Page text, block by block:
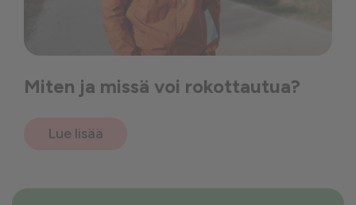
Miten ja missä voi rokottautua?
Lue lisää